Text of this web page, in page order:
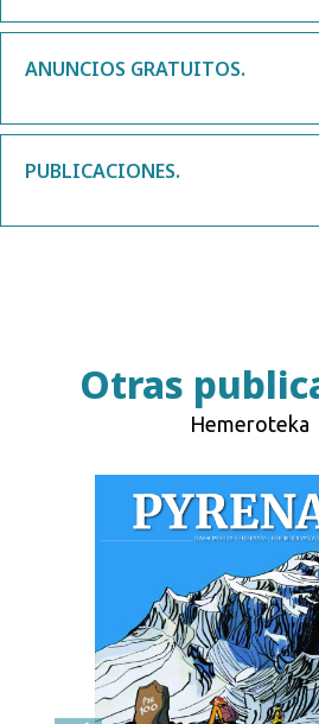
ANUNCIOS GRATUITOS.
PUBLICACIONES.
Otras
Hemeroteka